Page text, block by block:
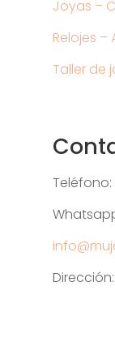
Joyas –
Relojes
Taller de
Teléfono: